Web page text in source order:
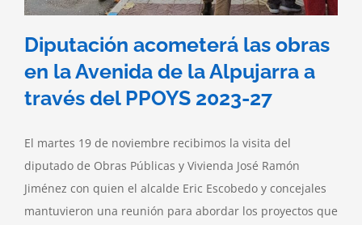
Diputación acometerá las obras
en la Avenida de la Alpujarra a
través del PPOYS 2023-27
El martes 19 de noviembre recibimos la visita del
diputado de Obras Públicas y Vivienda José Ramón
Jiménez con quien el alcalde Eric Escobedo y concejales
mantuvieron una reunión para abordar los proyectos que